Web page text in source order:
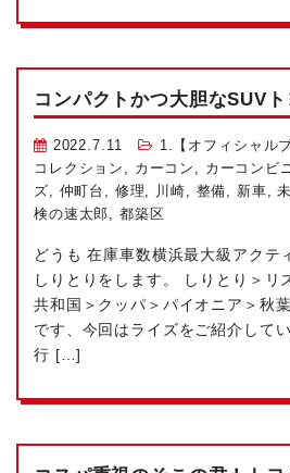
コンパクトかつ大胆なSUVト
2022.7.11 1.【オフィシャル
コレクション
カーコン カーコンビ
ズ
仲町台 修理 川崎 整備 新車 ,
検の速太郎
都築区
どうも 在庫車数横浜最大級 アクテ
しりとりをします。 しりとり＞リ
共和国＞クッパ＞パイオニア＞秋
です、今回はライズをご紹介して
行 […]